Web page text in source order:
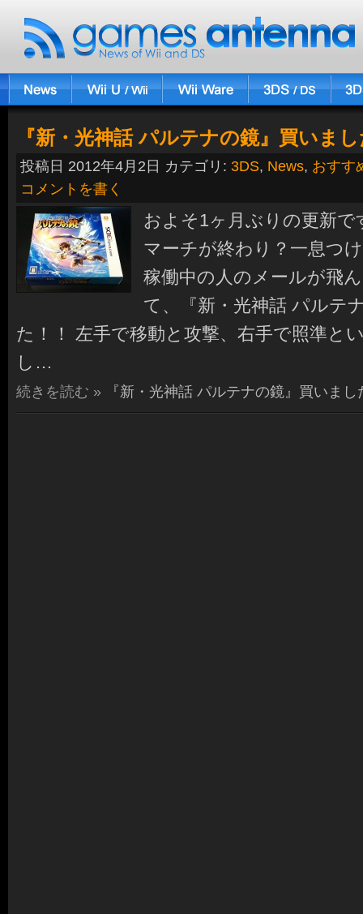
『新・光神話 パルテナの鏡』買いま
投稿日 2012年4月2日 カテゴリ: 3DS, News, おすす
コメントを書く
およそ1ヶ月ぶりの更新
マーチが終わり？一息つ
稼働中の人のメールが飛
て、『新・光神話 パルテ
た！！ 左手で移動と攻撃、右手で照準と
し…
続きを読む » 『新・光神話 パルテナの鏡』買いまし